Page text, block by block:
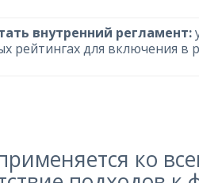
внутренний регламент:
рейтингах для включения в
ко